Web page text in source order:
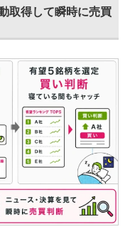
取得して瞬時に売買